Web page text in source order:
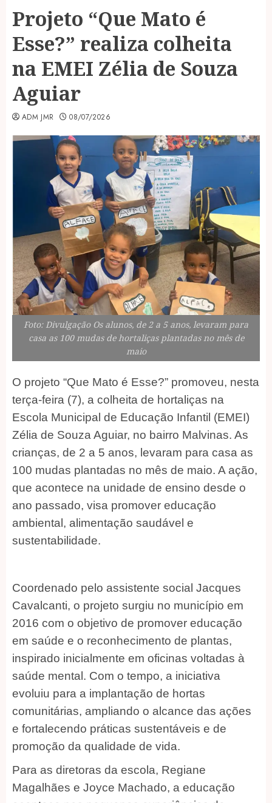
Projeto “Que Mato é
Esse?” realiza colheita
na EMEI Zélia de Souza
Aguiar
ADM JMR 08/07/2026
Foto: Divulgação Os alunos, de 2 a 5 anos, levaram para
casa as 100 mudas de hortaliças plantadas no mês de
maio
O projeto “Que Mato é Esse?” promoveu, nesta
terça-feira (7), a colheita de hortaliças na
Escola Municipal de Educação Infantil (EMEI)
Zélia de Souza Aguiar, no bairro Malvinas. As
crianças, de 2 a 5 anos, levaram para casa as
100 mudas plantadas no mês de maio. A ação,
que acontece na unidade de ensino desde o
ano passado, visa promover educação
ambiental, alimentação saudável e
sustentabilidade.
Coordenado pelo assistente social Jacques
Cavalcanti, o projeto surgiu no município em
2016 com o objetivo de promover educação
em saúde e o reconhecimento de plantas,
inspirado inicialmente em oficinas voltadas à
saúde mental. Com o tempo, a iniciativa
evoluiu para a implantação de hortas
comunitárias, ampliando o alcance das ações
e fortalecendo práticas sustentáveis e de
promoção da qualidade de vida.
Para as diretoras da escola, Regiane
Magalhães e Joyce Machado, a educação